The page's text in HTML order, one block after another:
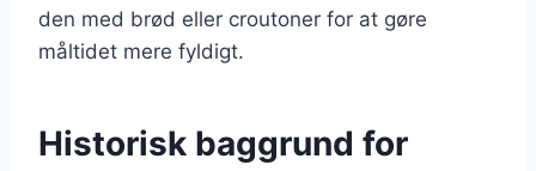
den med brød eller croutoner for at gøre
måltidet mere fyldigt.
Historisk baggrund for